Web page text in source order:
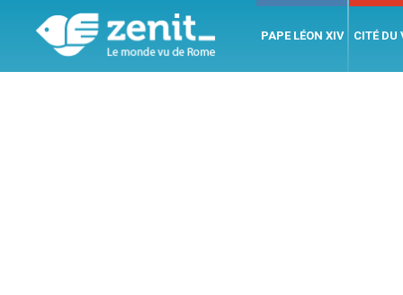
PAPE LÉON XIV CITÉ DU